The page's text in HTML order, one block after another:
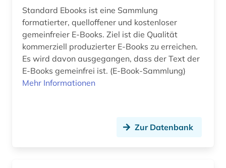
jugendbuch (1)
jugendliteratur (3)
kafka (1)
kanada (4)
Standard Ebooks ist eine Sammlung
formatierter, quelloffener und kostenloser
gemeinfreier E-Books. Ziel ist die Qualität
kommerziell produzierter E-Books zu erreichen.
Es wird davon ausgegangen, dass der Text der
E-Books gemeinfrei ist. (E-Book-Sammlung)
Mehr Informationen
Zur Datenbank